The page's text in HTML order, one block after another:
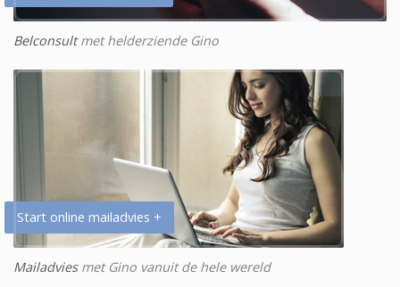
Belconsultmet helderziende Gino
Start online mailadvies +
Mailadviesmet Gino vanuit de hele wereld